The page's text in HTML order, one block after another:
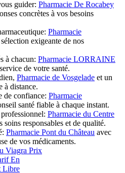
guider: Pharmacie De Rocabey
concrètes à vos besoins
Pharmacie
exigeante de nos
à chacun: Pharmacie LORRAINE
de votre santé.
Pharmacie de Vosgelade et un
à distance.
de confiance: Pharmacie
santé fiable à chaque instant.
Pharmacie du Centre
soins responsables et de qualité.
Pharmacie Pont du Château avec
de vos médicaments.
Viagra Prix
En
Libre